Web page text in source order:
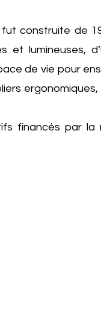
construite de
et lumineuses,
de vie pour
financés par la